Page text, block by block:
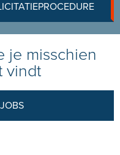
je misschien
vindt